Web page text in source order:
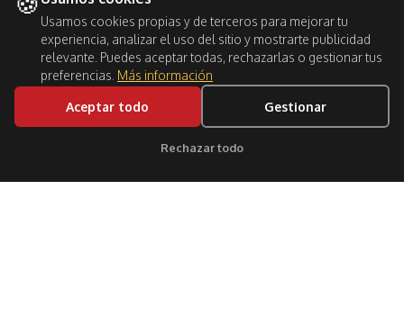
Usamos cookies propias y de terceros para mejorar tu
experiencia, analizar el uso del sitio y mostrarte publicidad
relevante. Puedes aceptar todas, rechazarlas o gestionar tus
preferencias. Más información
Aceptar todo Gestionar
Rechazar todo
BOOK NOW